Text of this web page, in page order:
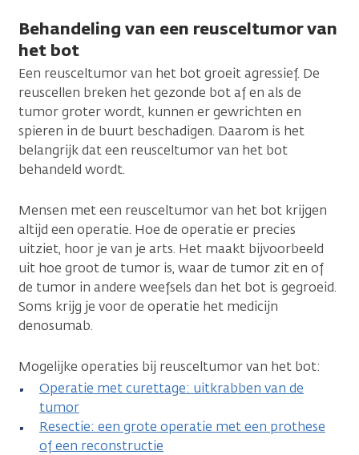
Behandeling van een reusceltumor van
het bot
Een reusceltumor van het bot groeit agressief. De
reuscellen breken het gezonde bot af en als de
tumor groter wordt, kunnen er gewrichten en
spieren in de buurt beschadigen. Daarom is het
belangrijk dat een reusceltumor van het bot
behandeld wordt.
Mensen met een reusceltumor van het bot krijgen
altijd een operatie. Hoe de operatie er precies
uitziet, hoor je van je arts. Het maakt bijvoorbeeld
uit hoe groot de tumor is, waar de tumor zit en of
de tumor in andere weefsels dan het bot is gegroeid.
Soms krijg je voor de operatie het medicijn
denosumab.
Mogelijke operaties bij reusceltumor van het bot:
Operatie met curettage: uitkrabben van de
tumor
Resectie: een grote operatie met een prothese
of een reconstructie